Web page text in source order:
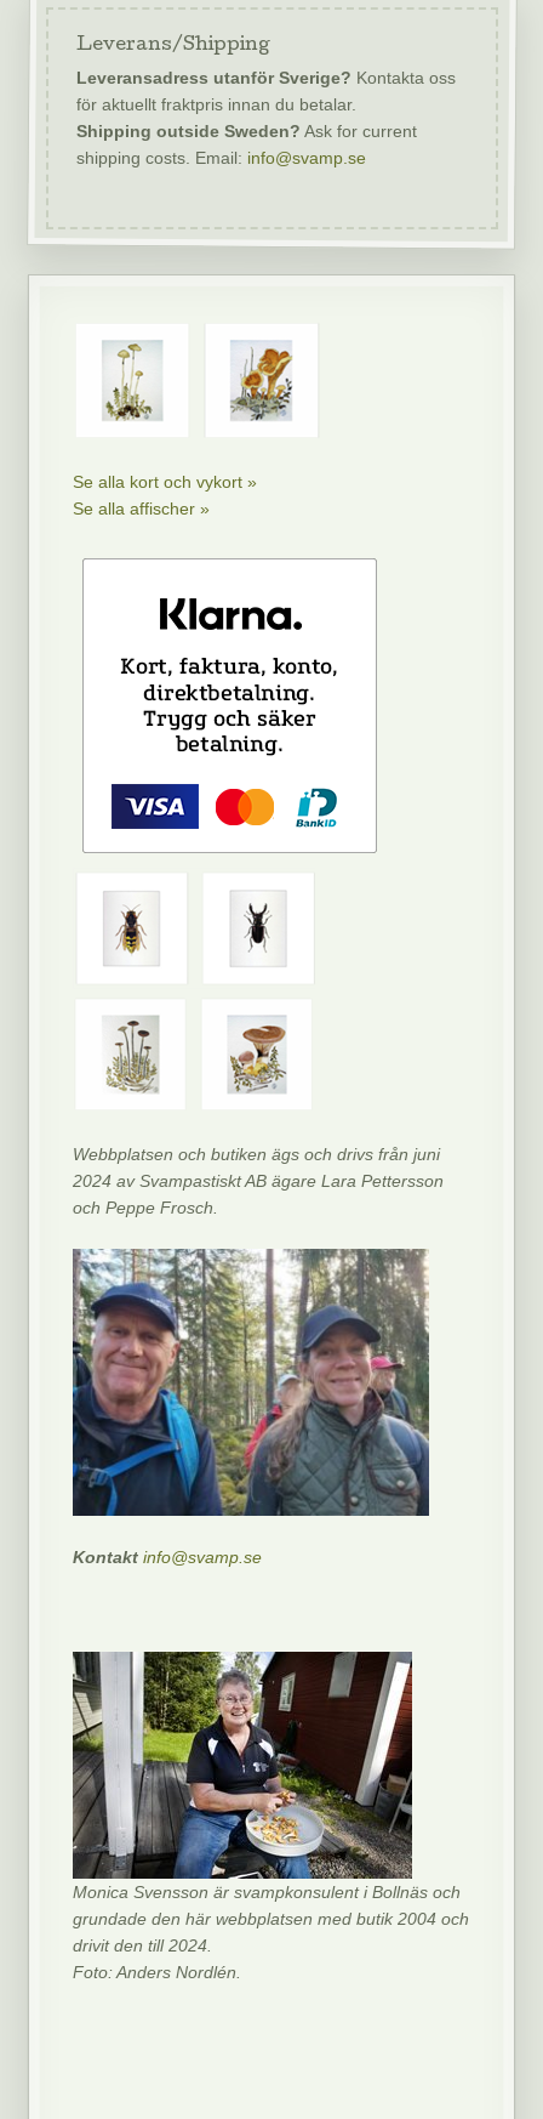
Leverans/Shipping
Leveransadress utanför Sverige? Kontakta oss
för aktuellt fraktpris innan du betalar.
Shipping outside Sweden? Ask for current
shipping costs. Email: info@svamp.se
Se alla kort och vykort »
Se alla affischer »
Webbplatsen och butiken ägs och drivs från juni
2024 av Svampastiskt AB ägare Lara Pettersson
och Peppe Frosch.
Kontaktinfo@svamp.se
Monica Svensson är svampkonsulent i Bollnäs och
grundade den här webbplatsen med butik 2004 och
drivit den till 2024.
Foto: Anders Nordlén.